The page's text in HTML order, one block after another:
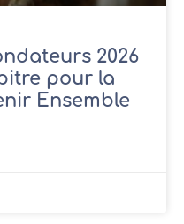
2026
pour la
Ensemble